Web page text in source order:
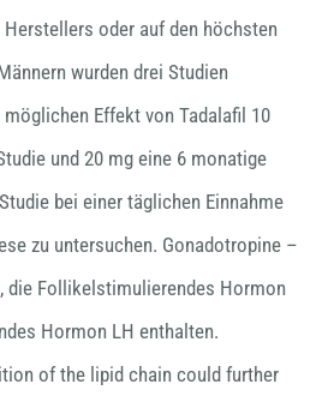
oder auf den höchsten
wurden drei Studien
Effekt von Tadalafil 10
und 20 mg eine 6 monatige
bei einer täglichen Einnahme
zu untersuchen. Gonadotropine –
die Follikelstimulierendes Hormon
Hormon LH enthalten.
of the lipid chain could further